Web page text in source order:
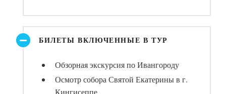
БИЛЕТЫ ВКЛЮЧЕННЫЕ В ТУР
Обзорная экскурсия по Ивангороду
Осмотр собора Святой Екатерины в г.
Кингисеппе